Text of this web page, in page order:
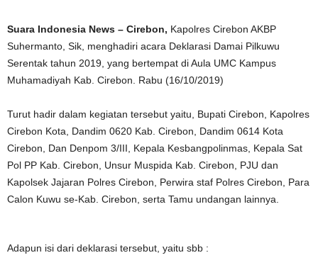
Suara Indonesia News – Cirebon, Kapolres Cirebon AKBP
Suhermanto, Sik, menghadiri acara Deklarasi Damai Pilkuwu
Serentak tahun 2019, yang bertempat di Aula UMC Kampus
Muhamadiyah Kab. Cirebon. Rabu (16/10/2019)
Turut hadir dalam kegiatan tersebut yaitu, Bupati Cirebon, Kapolres
Cirebon Kota, Dandim 0620 Kab. Cirebon, Dandim 0614 Kota
Cirebon, Dan Denpom 3/III, Kepala Kesbangpolinmas, Kepala Sat
Pol PP Kab. Cirebon, Unsur Muspida Kab. Cirebon, PJU dan
Kapolsek Jajaran Polres Cirebon, Perwira staf Polres Cirebon, Para
Calon Kuwu se-Kab. Cirebon, serta Tamu undangan lainnya.
Adapun isi dari deklarasi tersebut, yaitu sbb :